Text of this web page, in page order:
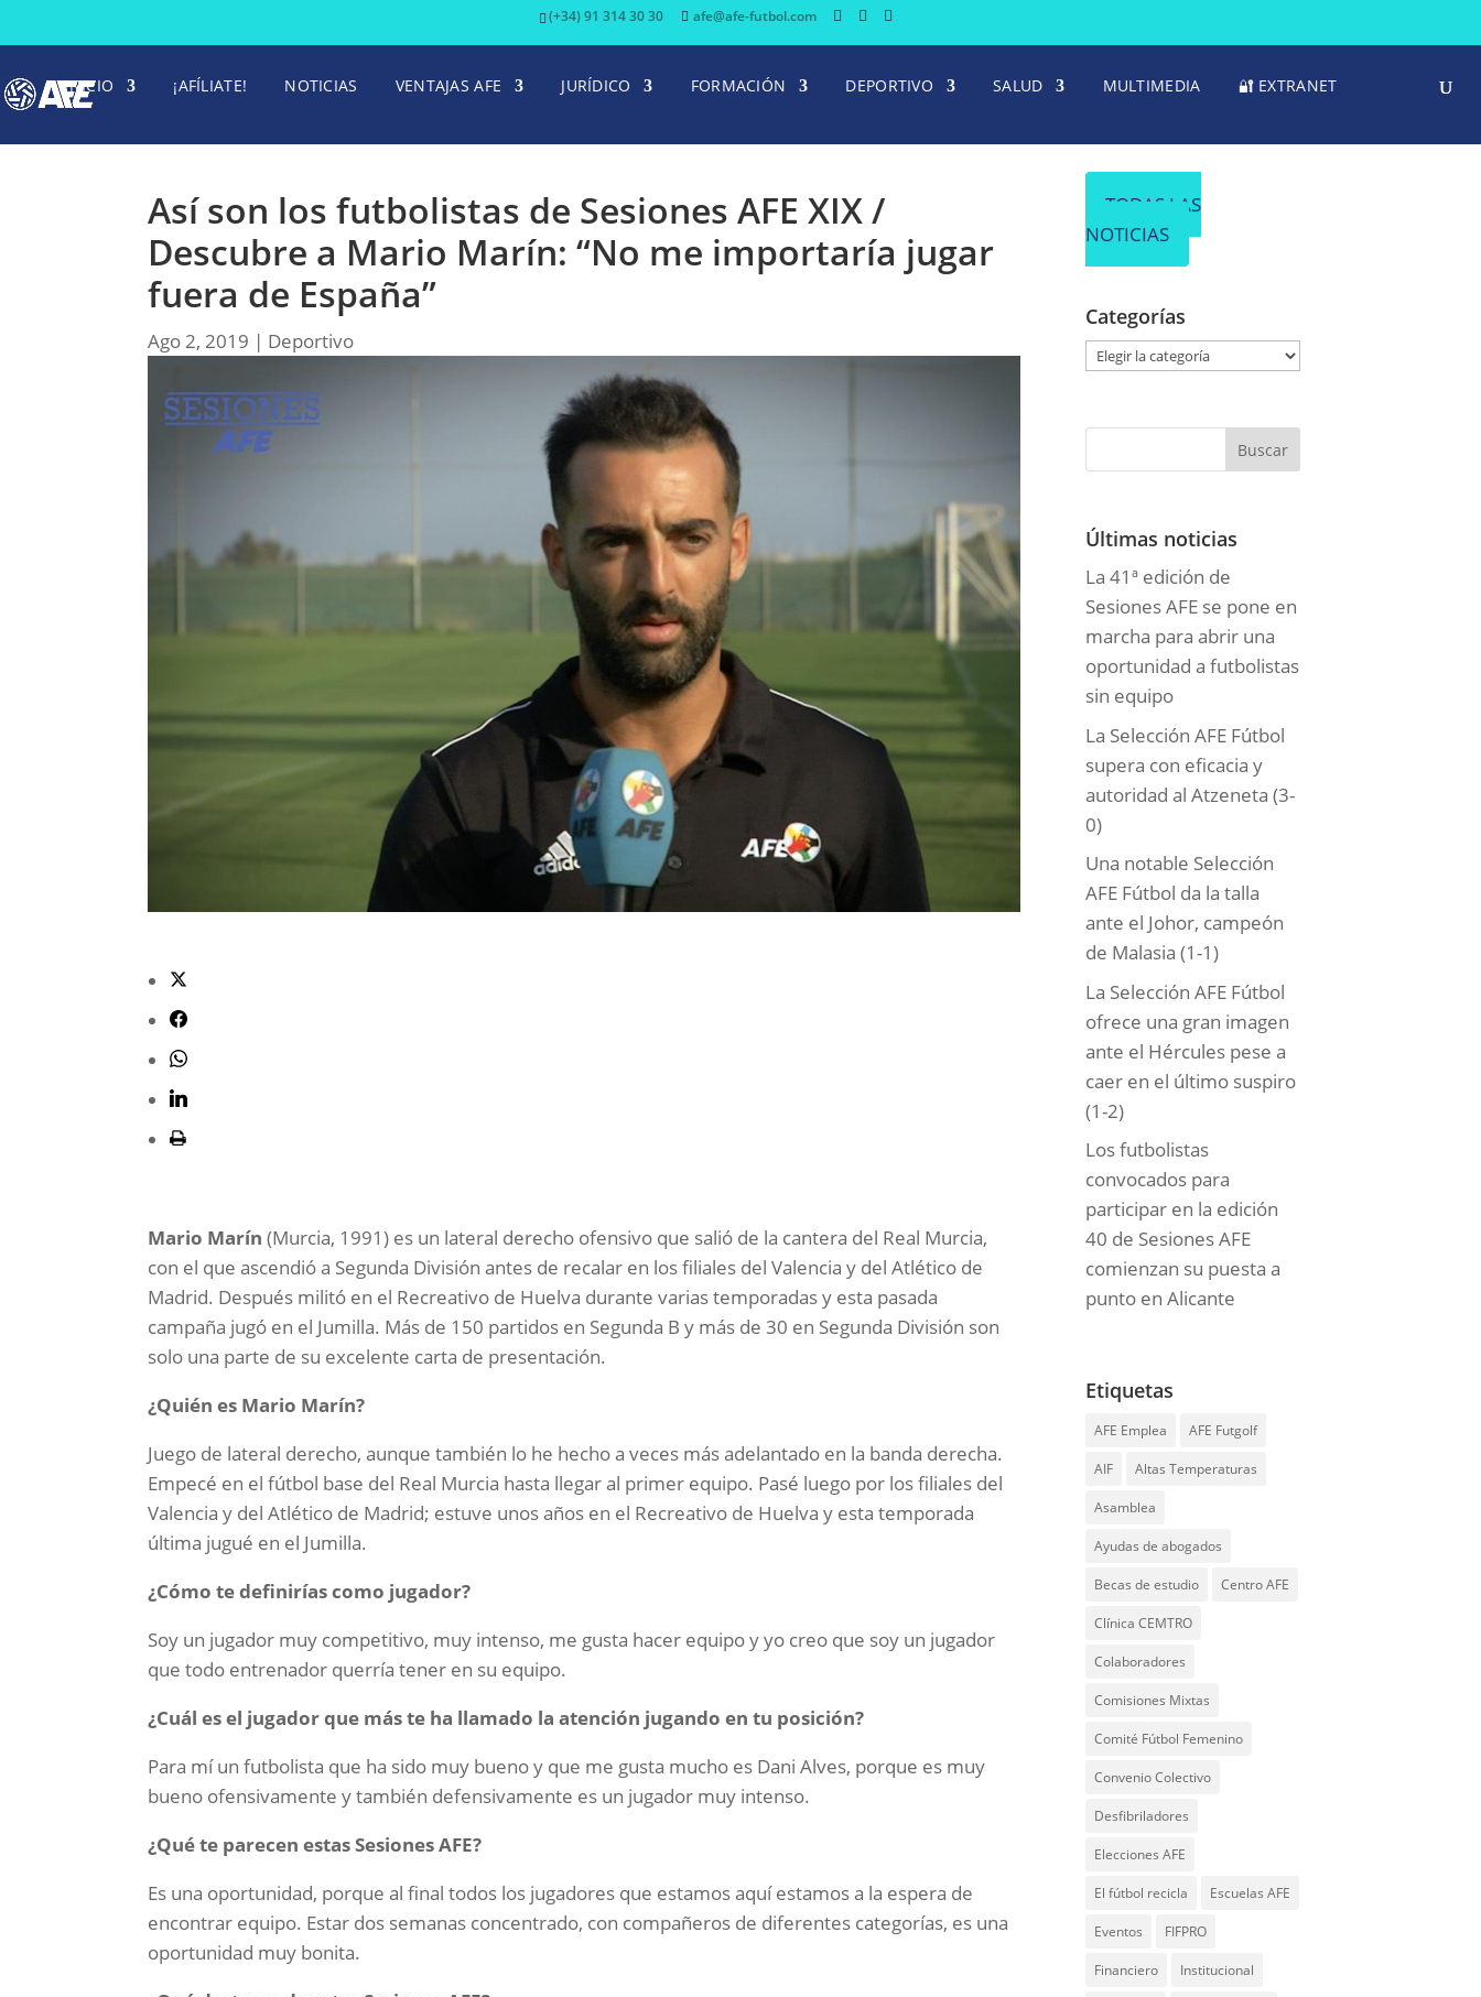
(+34) 91 314 30 30 afe@afe-futbol.com
INICIO ¡AFÍLIATE! NOTICIAS VENTAJAS AFE JURÍDICO FORMACIÓN DEPORTIVO SALUD MULTIMEDIA 🔐 EXTRANET
Así son los futbolistas de Sesiones AFE XIX /
Descubre a Mario Marín: “No me importaría jugar
fuera de España”
Ago 2, 2019 | Deportivo
Mario Marín (Murcia, 1991) es un lateral derecho ofensivo que salió de la cantera del Real Murcia,
con el que ascendió a Segunda División antes de recalar en los filiales del Valencia y del Atlético de
Madrid. Después militó en el Recreativo de Huelva durante varias temporadas y esta pasada
campaña jugó en el Jumilla. Más de 150 partidos en Segunda B y más de 30 en Segunda División son
solo una parte de su excelente carta de presentación.
¿Quién es Mario Marín?
Juego de lateral derecho, aunque también lo he hecho a veces más adelantado en la banda derecha.
Empecé en el fútbol base del Real Murcia hasta llegar al primer equipo. Pasé luego por los filiales del
Valencia y del Atlético de Madrid; estuve unos años en el Recreativo de Huelva y esta temporada
última jugué en el Jumilla.
¿Cómo te definirías como jugador?
Soy un jugador muy competitivo, muy intenso, me gusta hacer equipo y yo creo que soy un jugador
que todo entrenador querría tener en su equipo.
¿Cuál es el jugador que más te ha llamado la atención jugando en tu posición?
Para mí un futbolista que ha sido muy bueno y que me gusta mucho es Dani Alves, porque es muy
bueno ofensivamente y también defensivamente es un jugador muy intenso.
¿Qué te parecen estas Sesiones AFE?
Es una oportunidad, porque al final todos los jugadores que estamos aquí estamos a la espera de
encontrar equipo. Estar dos semanas concentrado, con compañeros de diferentes categorías, es una
oportunidad muy bonita.
TODAS LAS
NOTICIAS
Categorías
g
r
a
s
Últimas noticias
La 41ª edición de
Sesiones AFE se pone en
marcha para abrir una
oportunidad a futbolistas
sin equipo
La Selección AFE Fútbol
supera con eficacia y
autoridad al Atzeneta (3-
0)
Una notable Selección
AFE Fútbol da la talla
ante el Johor, campeón
de Malasia (1-1)
La Selección AFE Fútbol
ofrece una gran imagen
ante el Hércules pese a
caer en el último suspiro
(1-2)
Los futbolistas
convocados para
participar en la edición
40 de Sesiones AFE
comienzan su puesta a
punto en Alicante
Etiquetas
AFE Emplea AFE Futgolf
AIF Altas Temperaturas
Asamblea
Ayudas de abogados
Becas de estudio Centro AFE
Clínica CEMTRO
Colaboradores
Comisiones Mixtas
Comité Fútbol Femenino
Convenio Colectivo
Desfibriladores
Elecciones AFE
El fútbol recicla Escuelas AFE
Eventos FIFPRO
Financiero Institucional